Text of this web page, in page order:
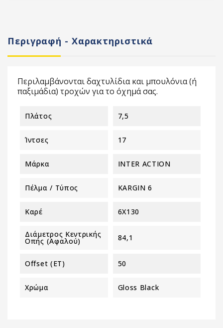
Περιγραφή - Χαρακτηριστικά
Περιλαμβάνονται δαχτυλίδια και μπουλόνια (ή
παξιμάδια) τροχών για το όχημά σας.
Πλάτος 7,5
Ίντσες 17
Μάρκα INTER ACTION
Πέλμα / Τύπος KARGIN 6
Καρέ 6X130
Διάμετρος Κεντρικής
Οπής (αφαλού) 84,1
Offset (ET) 50
Χρώμα Gloss Black